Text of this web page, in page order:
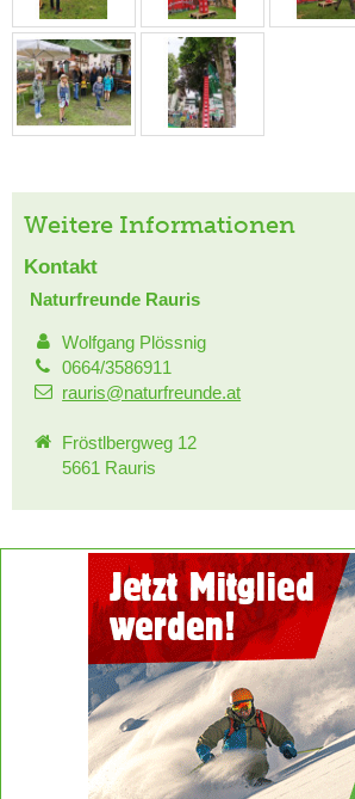
Weitere Informationen
Kontakt
Naturfreunde Rauris
Wolfgang Plössnig
0664/3586911
rauris@naturfreunde.at
Fröstlbergweg 12
5661 Rauris